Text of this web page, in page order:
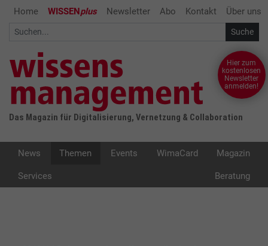
Home WISSENplus Newsletter Abo Kontakt Über uns
Das Magazin für Digitalisierung, Vernetzung & Collaboration
Hier zum
kostenlosen
Newsletter
anmelden!
News Themen Events WimaCard Magazin
Services Beratung